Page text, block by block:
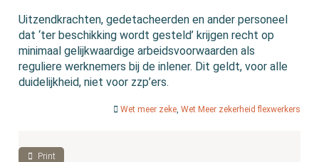
Uitzendkrachten, gedetacheerden en ander personeel
dat ‘ter beschikking wordt gesteld’ krijgen recht op
minimaal gelijkwaardige arbeidsvoorwaarden als
reguliere werknemers bij de inlener. Dit geldt, voor alle
duidelijkheid, niet voor zzp’ers.
Wet meer zeke, Wet Meer zekerheid flexwerkers
Print